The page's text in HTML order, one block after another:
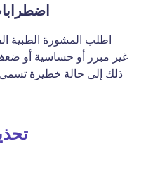
اطلب المشورة الطبية
غير مبرر أو حساسية أو
ذلك إلى حالة خطيرة تسمى